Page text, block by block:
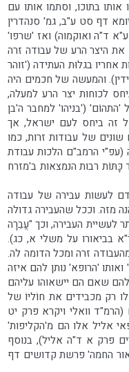
בתוכו, וסתמו אותו עם
דף סט ע"ב, גמ' סנהדרין
ד"ה ואוקמוה) ואז 'שרפו'
היצר הרע של עבודה זרה
אחריו בגלוּת העתידה ('זוהר
והמעשה של חכמים היה
לכוחות יצר הרע למעלה,
'התהוֹם' ('בניהו' למחבר ה'בן
זה ביחס לעם ישראל, אך
של עבודות זרות, כמו
(עפ"י הרמב"ם הלכות עבודת
כָּתּוֹת רבות הנמצאות ב'מזרח
לעשות עבירה של עבודה
מזה. וככל שהעבירה גדולה
לעשיית העבירה, וכך "עֲבֵרָה
בביאורו על משלי א, כג).
זרה ומכל הדומה לה.
'הרופא' נותן להם איזה
שאם הם יישאוהו עליהם
רק מכבידים את חוֹליוֹ של
וואלי ויקרא פרק יט
אליל אלו הם מ'הקליפות'
פרק א ד"ה אליל), בנוסף
החמה' פרשת קדושים דף